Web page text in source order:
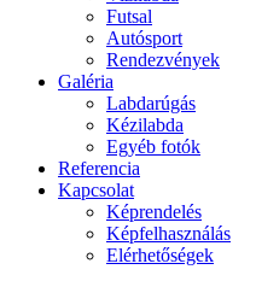
Futsal
Autósport
Rendezvények
Galéria
Labdarúgás
Kézilabda
Egyéb fotók
Referencia
Kapcsolat
Képrendelés
Képfelhasználás
Elérhetőségek